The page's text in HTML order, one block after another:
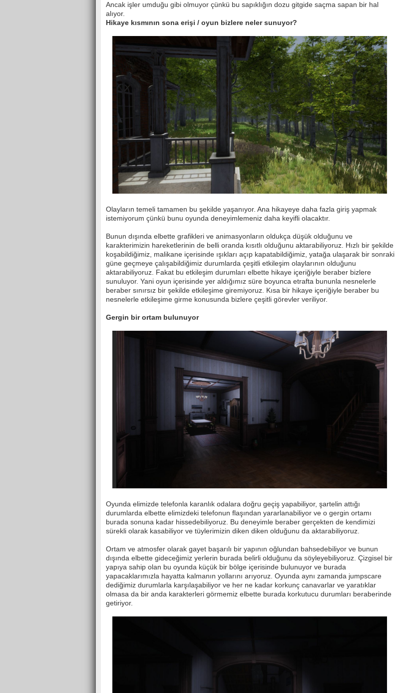
Ancak işler umduğu gibi olmuyor çünkü bu sapıklığın dozu gitgide saçma sapan bir hal
alıyor.
Hikaye kısmının sona erişi / oyun bizlere neler sunuyor?
Olayların temeli tamamen bu şekilde yaşanıyor. Ana hikayeye daha fazla giriş yapmak
istemiyorum çünkü bunu oyunda deneyimlemeniz daha keyifli olacaktır.
Bunun dışında elbette grafikleri ve animasyonların oldukça düşük olduğunu ve
karakterimizin hareketlerinin de belli oranda kısıtlı olduğunu aktarabiliyoruz. Hızlı bir şekilde
koşabildiğimiz, malikane içerisinde ışıkları açıp kapatabildiğimiz, yatağa ulaşarak bir sonraki
güne geçmeye çalışabildiğimiz durumlarda çeşitli etkileşim olaylarının olduğunu
aktarabiliyoruz. Fakat bu etkileşim durumları elbette hikaye içeriğiyle beraber bizlere
sunuluyor. Yani oyun içerisinde yer aldığımız süre boyunca etrafta bununla nesnelerle
beraber sınırsız bir şekilde etkileşime giremiyoruz. Kısa bir hikaye içeriğiyle beraber bu
nesnelerle etkileşime girme konusunda bizlere çeşitli görevler veriliyor.
Gergin bir ortam bulunuyor
Oyunda elimizde telefonla karanlık odalara doğru geçiş yapabiliyor, şartelin attığı
durumlarda elbette elimizdeki telefonun flaşından yararlanabiliyor ve o gergin ortamı
burada sonuna kadar hissedebiliyoruz. Bu deneyimle beraber gerçekten de kendimizi
sürekli olarak kasabiliyor ve tüylerimizin diken diken olduğunu da aktarabiliyoruz.
Ortam ve atmosfer olarak gayet başarılı bir yapının oğlundan bahsedebiliyor ve bunun
dışında elbette gideceğimiz yerlerin burada belirli olduğunu da söyleyebiliyoruz. Çizgisel bir
yapıya sahip olan bu oyunda küçük bir bölge içerisinde bulunuyor ve burada
yapacaklarımızla hayatta kalmanın yollarını arıyoruz. Oyunda aynı zamanda jumpscare
dediğimiz durumlarla karşılaşabiliyor ve her ne kadar korkunç canavarlar ve yaratıklar
olmasa da bir anda karakterleri görmemiz elbette burada korkutucu durumları beraberinde
getiriyor.